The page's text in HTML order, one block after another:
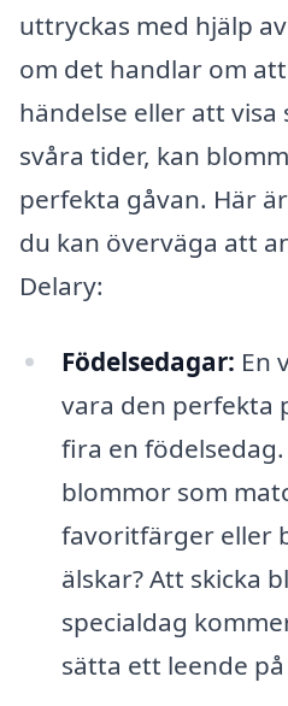
uttryckas med hjälp
om det handlar om
händelse eller att
svåra tider, kan
perfekta gåvan. Här
du kan överväga att
Delary:
Födelsedagar: En
vara den perfekta
fira en
blommor som
favoritfärger eller
älskar? Att skicka
specialdag
sätta ett leende